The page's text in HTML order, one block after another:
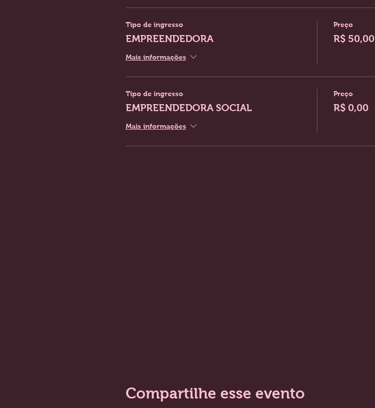
Tipo de ingresso
EMPREENDEDORA
Mais informações
Preço
R$ 50,00
Tipo de ingresso
EMPREENDEDORA SOCIAL
Mais informações
Preço
R$ 0,00
Compartilhe esse evento